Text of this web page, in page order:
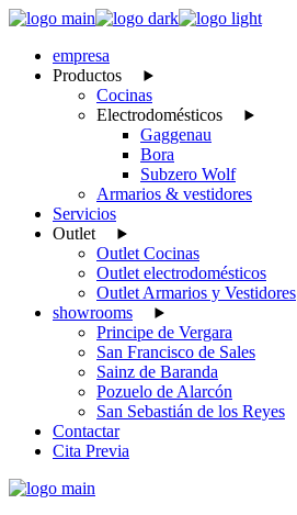
Skip
content
empresa
Productos
Cocinas
Electrodomésticos
Gaggenau
Bora
Subzero Wolf
Armarios & vestidores
Servicios
Outlet
Outlet Cocinas
Outlet electrodomésticos
Outlet Armarios y Vestidores
showrooms
Principe de Vergara
San Francisco de Sales
Sainz de Baranda
Pozuelo de Alarcón
San Sebastián de los Reyes
Contactar
Cita Previa